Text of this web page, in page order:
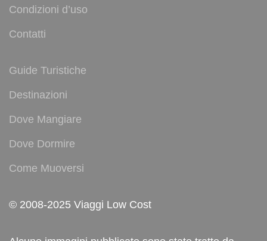
Condizioni d’uso
Contatti
Guide Turistiche
Destinazioni
Dove Mangiare
Dove Dormire
Come Muoversi
© 2008-2025 Viaggi Low Cost